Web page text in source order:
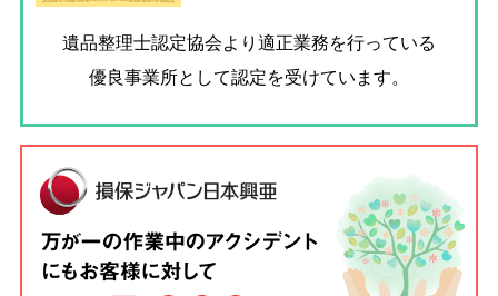
遺品整理士認定協会より適正業務を行っている
優良事業所として認定を受けています。